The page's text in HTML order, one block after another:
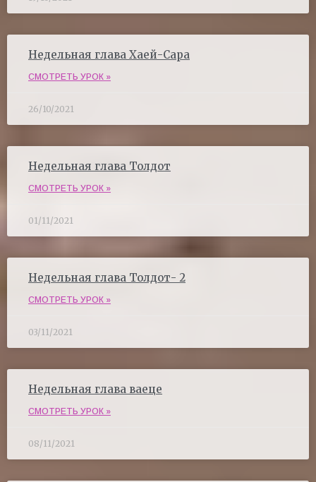
Недельная глава Хаей-Сара
СМОТРЕТЬ УРОК »
26/10/2021
Недельная глава Толдот
СМОТРЕТЬ УРОК »
01/11/2021
Недельная глава Толдот- 2
СМОТРЕТЬ УРОК »
03/11/2021
Недельная глава ваеце
СМОТРЕТЬ УРОК »
08/11/2021